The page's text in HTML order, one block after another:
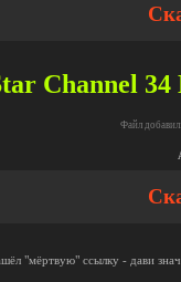
Channel 34
Файл добавил:
"мёртвую" ссылку - дави